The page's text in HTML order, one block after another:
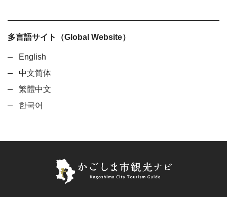
多言語サイト（Global Website）
English
中文简体
繁體中文
한국어